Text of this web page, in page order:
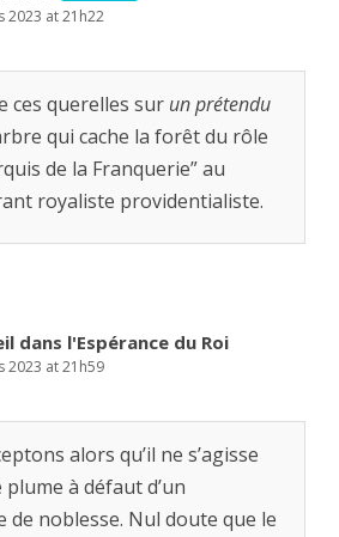
2023 at 21h22
ces querelles sur un prétendu
qui cache la forêt du rôle
de la Franquerie” au
royaliste providentialiste.
dans l'Espérance du Roi
2023 at 21h59
alors qu’il ne s’agisse
plume à défaut d’un
noblesse. Nul doute que le